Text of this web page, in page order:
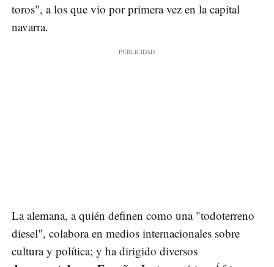
toros", a los que vio por primera vez en la capital
navarra.
La alemana, a quién definen como una "todoterreno
diesel", colabora en medios internacionales sobre
cultura y política; y ha dirigido diversos